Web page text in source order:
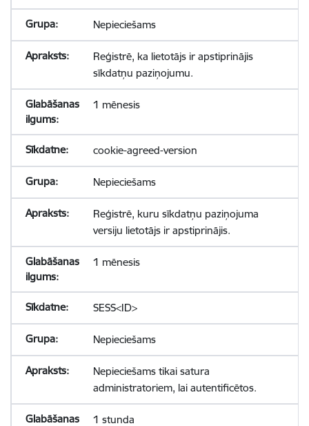
Nepieciešams
Reģistrē, ka lietotājs ir apstiprinājis
sīkdatņu paziņojumu.
1 mēnesis
cookie-agreed-version
Nepieciešams
Reģistrē, kuru sīkdatņu paziņojuma
versiju lietotājs ir apstiprinājis.
1 mēnesis
SESS<ID>
Nepieciešams
Nepieciešams tikai satura
administratoriem, lai autentificētos.
1 stunda